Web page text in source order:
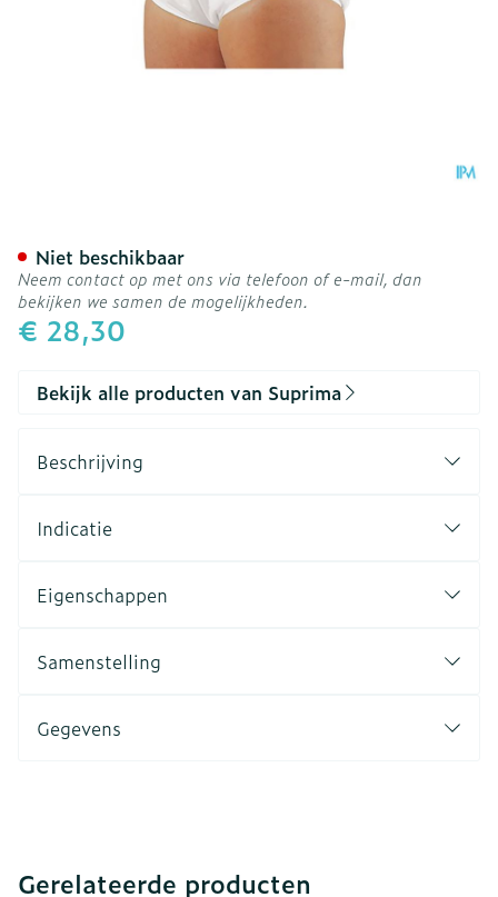
€ 28,30
Niet beschikbaar
Neem contact op met ons via telefoon of e-mail, dan
bekijken we samen de mogelijkheden.
Bekijk alle producten van Suprima
Beschrijving
Indicatie
Eigenschappen
Samenstelling
Gegevens
Gerelateerde producten